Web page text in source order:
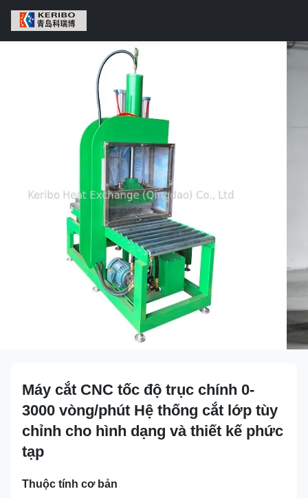
Máy cắt CNC tốc độ trục chính 0-
3000 vòng/phút Hệ thống cắt lớp tùy
chỉnh cho hình dạng và thiết kế phức
tạp
Thuộc tính cơ bản